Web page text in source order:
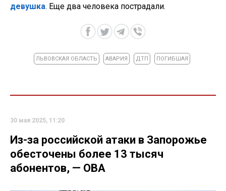
девушка. Еще два человека пострадали.
ЛЬВОВСКАЯ ОБЛАСТЬ АВАРИЯ ДТП ПОГИБШАЯ
30 мая 2025, 11:20
Из-за российской атаки в Запорожье
обесточены более 13 тысяч
абонентов, — ОВА